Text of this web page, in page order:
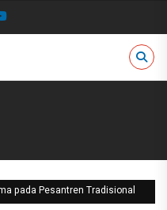
pada Pesantren Tradisional